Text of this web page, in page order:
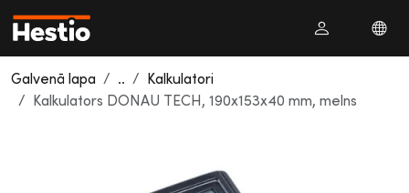
Galvenā lapa ..
Kalkulatori
Kalkulators DONAU TECH, 190x153x40 mm, melns